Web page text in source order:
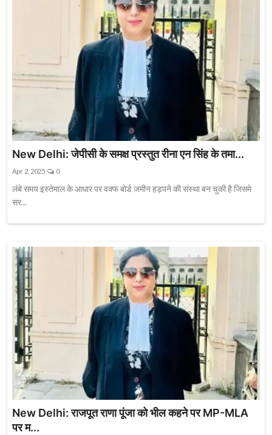
New Delhi: जेपीसी के समक्ष प्रस्तुत रीना एन सिंह के तमा...
Apr 2, 2025 0
लंबे समय इस्तेमाल के आधार पर वक्फ बोर्ड जमीन हड़पने की संस्था बन चुकी है जिसमे
सर...
New Delhi: राजपूत राणा पूंजा को भील कहने पर MP-MLA
पर म...